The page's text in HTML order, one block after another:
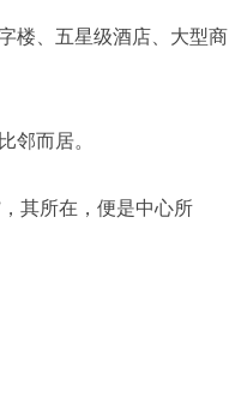
楼、五星级酒店、大型商
邻而居。
其所在，便是中心所